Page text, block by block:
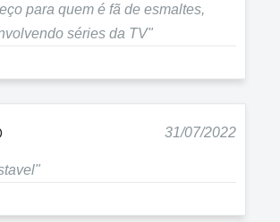
para quem é fã de esmaltes,
séries da TV"
31/07/2022